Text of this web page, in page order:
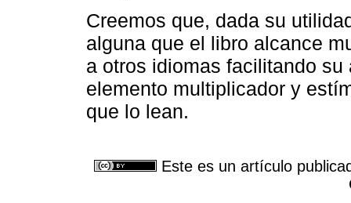
Creemos que, dada su
alguna que el libro alcance
a otros idiomas facilitando
elemento multiplicador y
que lo lean.
Este es un artículo